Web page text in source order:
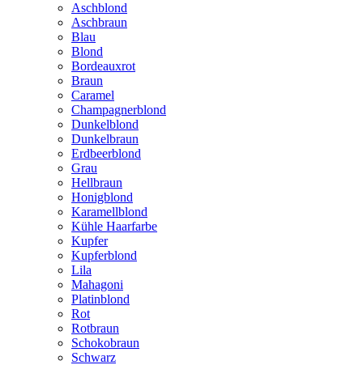
Aschblond
Aschbraun
Blau
Blond
Bordeauxrot
Braun
Caramel
Champagnerblond
Dunkelblond
Dunkelbraun
Erdbeerblond
Grau
Hellbraun
Honigblond
Karamellblond
Kühle Haarfarbe
Kupfer
Kupferblond
Lila
Mahagoni
Platinblond
Rot
Rotbraun
Schokobraun
Schwarz